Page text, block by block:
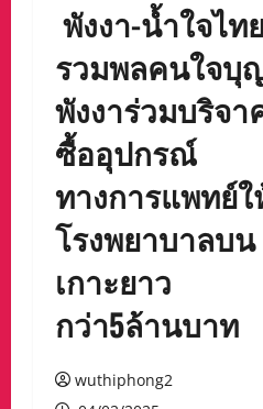
พังงา-น้ำใจไท
รวมพลคนใจบุ
พังงาร่วมบริจา
ซื้ออุปกรณ์
ทางการแพทย์
โรงพยาบาลบน
เกาะยาว
กว่า5ล้านบาท
wuthiphong2